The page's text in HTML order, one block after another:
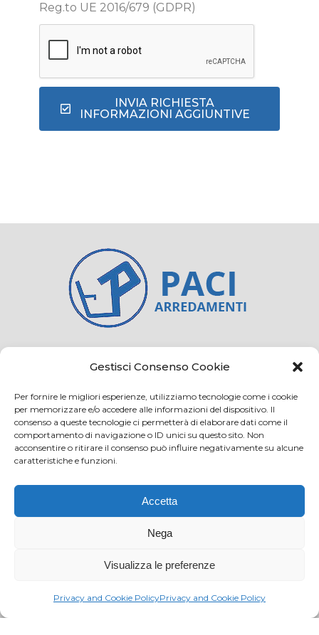
Gestisci Consenso Cookie
Per fornire le migliori esperienze, utilizziamo tecnologie come i cookie
per memorizzare e/o accedere alle informazioni del dispositivo. Il
consenso a queste tecnologie ci permetterà di elaborare dati come il
comportamento di navigazione o ID unici su questo sito. Non
acconsentire o ritirare il consenso può influire negativamente su alcune
caratteristiche e funzioni.
Accetta
Nega
Visualizza le preferenze
Privacy and Cookie PolicyPrivacy and Cookie Policy
Reg.to UE 2016/679 (GDPR)
INVIA RICHIESTA
INFORMAZIONI AGGIUNTIVE
Credits Privacy and cookie
Via Virginio 358/360
Loc. Anselmo 50025 Montespertoli (FI)
E-mail: info@paciarrediscolastici.com
PEC: pacisrl@interfreepec.it
Tel e Fax: +39 0571 675108
PI e CF: 05012160486 Registro delle Imprese di
Capitale Sociale Euro 20.800,00 i.v.